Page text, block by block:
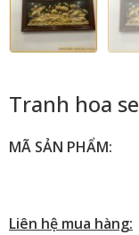
Tranh hoa
MÃ SẢN PHẨM:
Liên hệ mua hàng: